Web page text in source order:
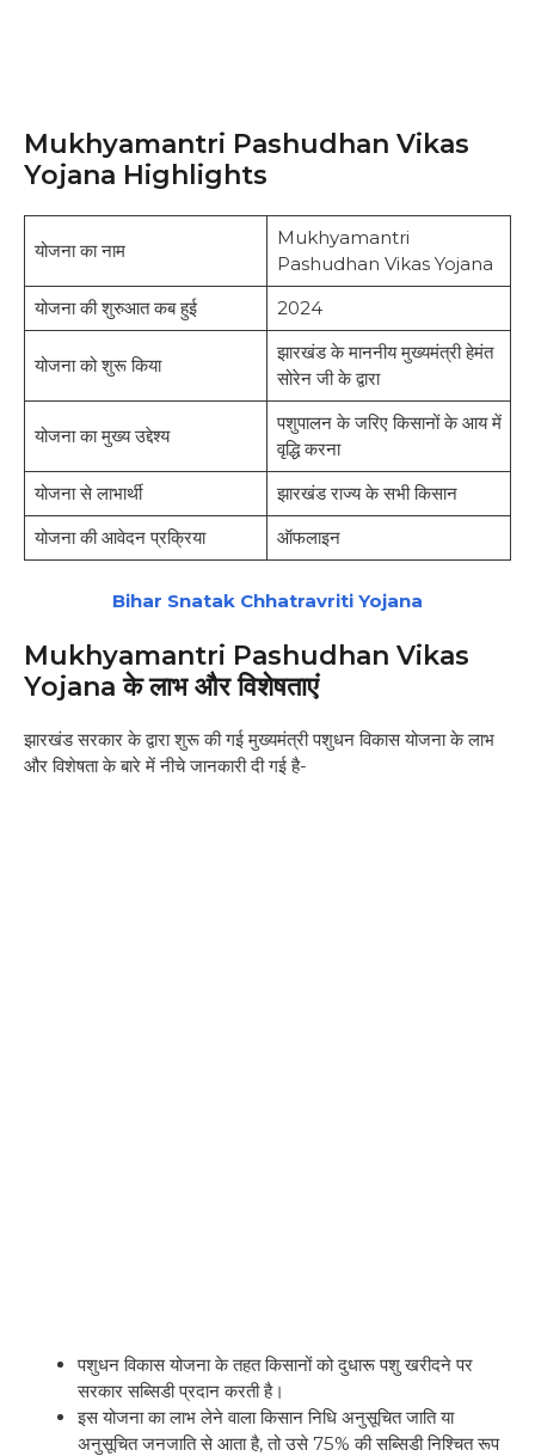
Mukhyamantri Pashudhan Vikas
Yojana Highlights
योजना का नाम
Mukhyamantri
Pashudhan Vikas Yojana
योजना की शुरुआत कब हुई
2024
योजना को शुरू किया
झारखंड के माननीय मुख्यमंत्री हेमंत
सोरेन जी के द्वारा
योजना का मुख्य उद्देश्य
पशुपालन के जरिए किसानों के आय में
वृद्धि करना
योजना से लाभार्थी
झारखंड राज्य के सभी किसान
योजना की आवेदन प्रक्रिया
ऑफलाइन
Bihar Snatak Chhatravriti Yojana
Mukhyamantri Pashudhan Vikas
Yojana के लाभ और विशेषताएं
झारखंड सरकार के द्वारा शुरू की गई मुख्यमंत्री पशुधन विकास योजना के लाभ
और विशेषता के बारे में नीचे जानकारी दी गई है-
पशुधन विकास योजना के तहत किसानों को दुधारू पशु खरीदने पर
सरकार सब्सिडी प्रदान करती है।
इस योजना का लाभ लेने वाला किसान निधि अनुसूचित जाति या
अनुसूचित जनजाति से आता है, तो उसे 75% की सब्सिडी निश्चित रूप